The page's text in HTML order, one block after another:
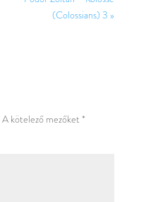
(Colossians) 3 »
A kötelező mezőket *